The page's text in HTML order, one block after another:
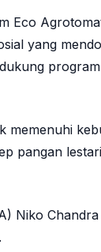
Eco
yang
memenuhi
pangan
Niko